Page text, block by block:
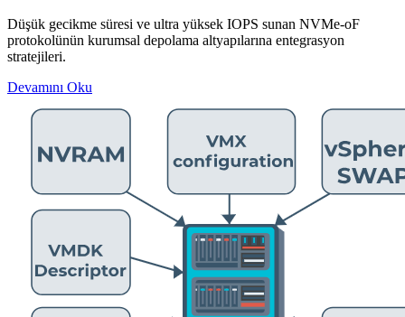
Düşük gecikme süresi ve ultra yüksek IOPS sunan NVMe-oF
protokolünün kurumsal depolama altyapılarına entegrasyon
stratejileri.
Devamını Oku